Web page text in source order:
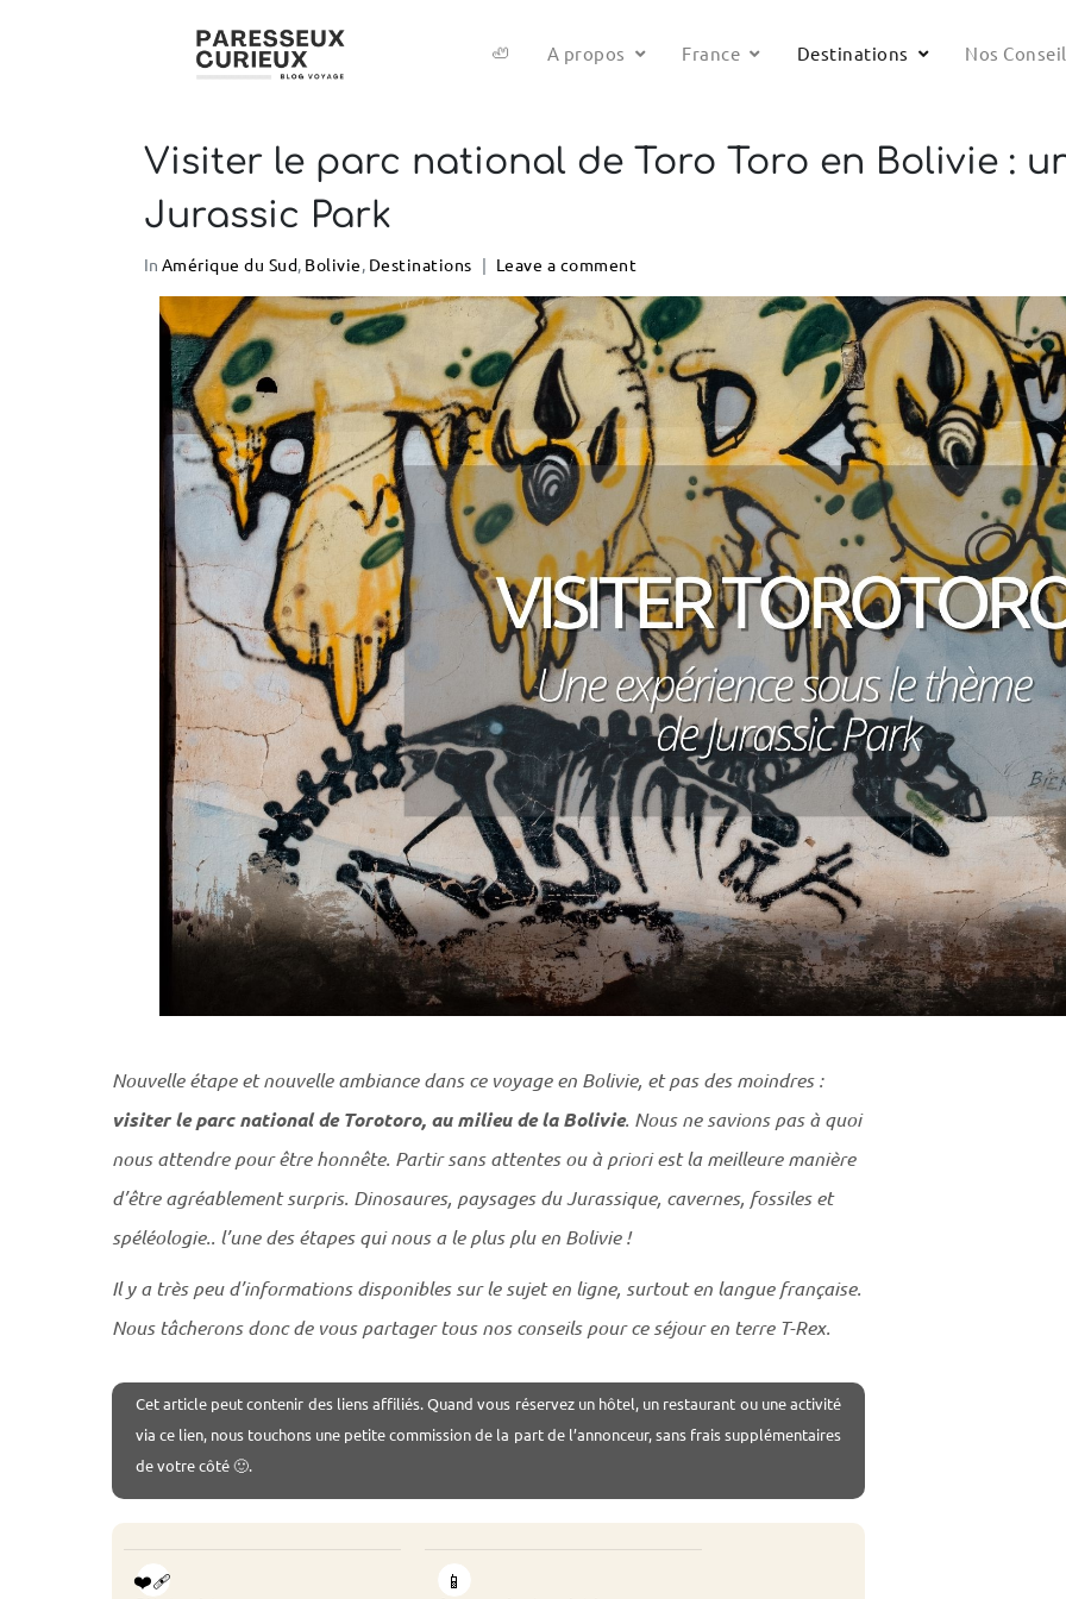
🦥 A propos France Destinations Nos
Visiter le parc national de Toro Toro en Bolivie :
Jurassic Park
In Amérique du Sud, Bolivie, Destinations Leave a comment
Nouvelle étape et nouvelle ambiance dans ce voyage en Bolivie, et pas des moindres :
visiter le parc national de Torotoro, au milieu de la Bolivie. Nous ne savions pas à quoi
nous attendre pour être honnête. Partir sans attentes ou à priori est la meilleure manière
d’être agréablement surpris. Dinosaures, paysages du Jurassique, cavernes, fossiles et
spéléologie.. l’une des étapes qui nous a le plus plu en Bolivie !
Il y a très peu d’informations disponibles sur le sujet en ligne, surtout en langue française.
Nous tâcherons donc de vous partager tous nos conseils pour ce séjour en terre T-Rex.
Cetarticle peut contenir des liens affiliés. Quand vous réservez un hôtel, un restaurant ou une activité
via ce lien, nous touchons une petite commission de la part de l’annonceur, sans frais supplémentaires
de votre côté 🙂.
❤️‍🩹 📱